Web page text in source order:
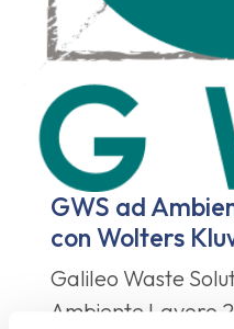
GWS ad
con Wolters
Galileo Waste
Ambiente Lavoro